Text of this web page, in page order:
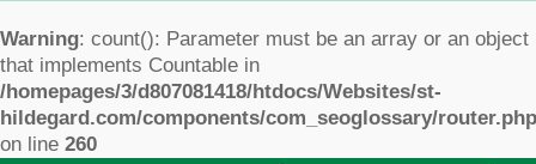
Warning: count(): Parameter must be an array or an object
that implements Countable in
/homepages/3/d807081418/htdocs/Websites/st-
hildegard.com/components/com_seoglossary/router.php
on line 260